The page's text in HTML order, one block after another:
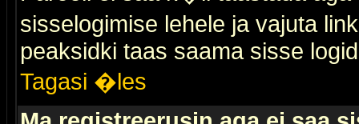
sisselogimise lehele ja vajuta
peaksidki taas saama sisse
Tagasi �les